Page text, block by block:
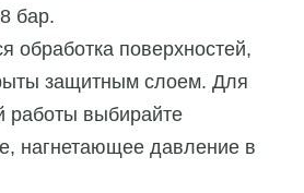
бар.
обработка поверхностей,
защитным слоем. Для
работы выбирайте
нагнетающее давление в